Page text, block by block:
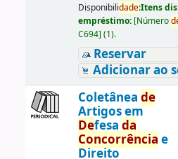
Disponibilidade:Itens
empréstimo: [Número
C694] (1).
Reservar
Adicionar ao
Coletânea de
Artigos em
Defesa da
Concorrência e
Direito